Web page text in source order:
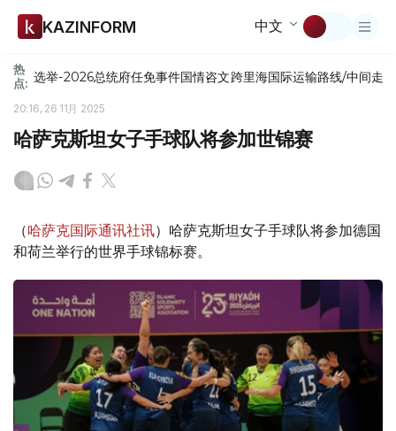
KAZINFORM 中文
热
点: 选举-2026总统府任免事件国情咨文跨里海国际运输路线/中间走廊
20:16, 26 11月 2025
哈萨克斯坦女子手球队将参加世锦赛
（哈萨克国际通讯社讯）哈萨克斯坦女子手球队将参加德国
和荷兰举行的世界手球锦标赛。